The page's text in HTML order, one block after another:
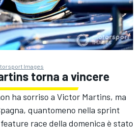
Images
torna a vincere
ha sorriso a Victor Martins, ma
quantomeno nella sprint
race della domenica è stato